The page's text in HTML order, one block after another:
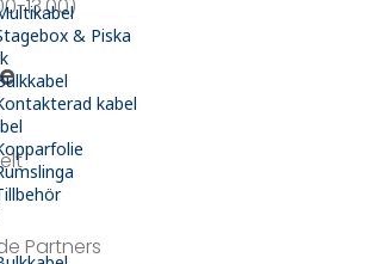
& Piska
kabel
13.00)
Partners